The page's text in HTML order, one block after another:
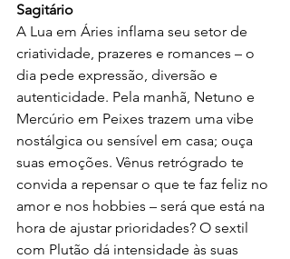
Sagitário
A Lua em Áries inflama seu setor de
criatividade, prazeres e romances – o
dia pede expressão, diversão e
autenticidade. Pela manhã, Netuno e
Mercúrio em Peixes trazem uma vibe
nostálgica ou sensível em casa; ouça
suas emoções. Vênus retrógrado te
convida a repensar o que te faz feliz no
amor e nos hobbies – será que está na
hora de ajustar prioridades? O sextil
com Plutão dá intensidade às suas